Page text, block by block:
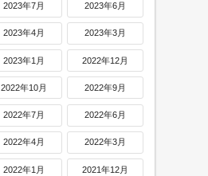
2023年7月 2023年6月
2023年4月 2023年3月
2023年1月 2022年12月
2022年10月 2022年9月
2022年7月 2022年6月
2022年4月 2022年3月
2022年1月 2021年12月